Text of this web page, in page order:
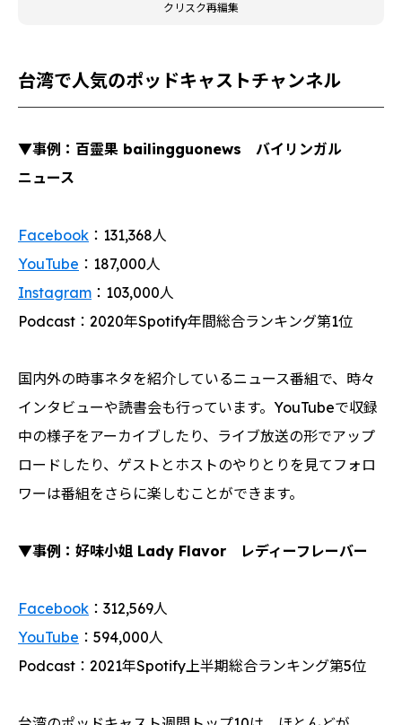
クリスク再編集
台湾で人気のポッドキャストチャンネル
▼事例：百靈果 bailingguonews バイリンガル
ニュース
Facebook ：131,368人
YouTube ：187,000人
Instagram ：103,000人
Podcast：2020年Spotify年間総合ランキング第1位
国内外の時事ネタを紹介しているニュース番組で、時々
インタビューや読書会も行っています。YouTubeで収録
中の様子をアーカイブしたり、ライブ放送の形でアップ
ロードしたり、ゲストとホストのやりとりを見てフォロ
ワーは番組をさらに楽しむことができます。
▼事例：好味小姐 Lady Flavor レディーフレーバー
Facebook ：312,569人
YouTube ：594,000人
Podcast：2021年Spotify上半期総合ランキング第5位